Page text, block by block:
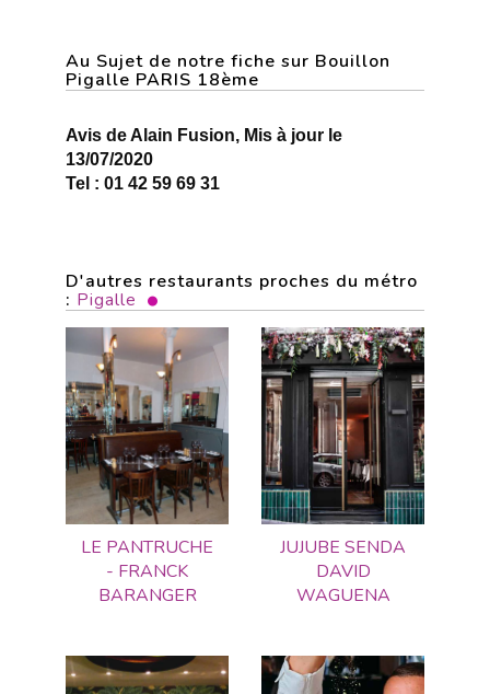
Au Sujet de notre fiche sur Bouillon
Pigalle PARIS 18ème
Avis de Alain Fusion, Mis à jour le
13/07/2020
Tel : 01 42 59 69 31
D'autres restaurants proches du métro
: Pigalle
LE PANTRUCHE
- FRANCK
BARANGER
JUJUBE SENDA
DAVID
WAGUENA